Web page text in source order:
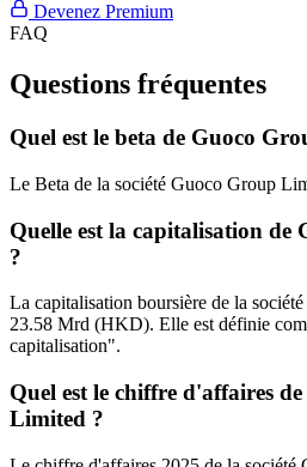
Devenez Premium
FAQ
Questions fréquentes
Quel est le beta de Guoco
Le Beta de la société Guoco Group
Quelle est la capitalisation
?
La capitalisation boursière de la
23.58 Mrd (HKD). Elle est définie
capitalisation".
Quel est le chiffre d'affaires
Limited ?